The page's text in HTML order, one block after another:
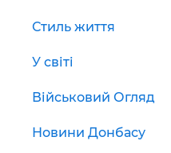
Стиль життя
У світі
Військовий Огляд
Новини Донбасу